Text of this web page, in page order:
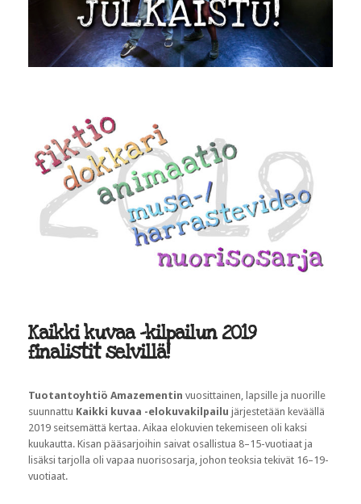
Kaikki kuvaa -kilpailun 2019
finalistit selvillä!
Tuotantoyhtiö Amazementin vuosittainen, lapsille ja nuorille
suunnattu Kaikki kuvaa -elokuvakilpailu järjestetään keväällä
2019 seitsemättä kertaa. Aikaa elokuvien tekemiseen oli kaksi
kuukautta. Kisan pääsarjoihin saivat osallistua 8–15-vuotiaat ja
lisäksi tarjolla oli vapaa nuorisosarja, johon teoksia tekivät 16–19-
vuotiaat.